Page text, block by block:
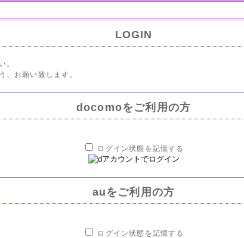
LOGIN
。
、お願い致します。
docomoをご利用の方
ログイン状態を記憶する
auをご利用の方
ログイン状態を記憶する